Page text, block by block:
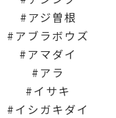
アジ曽根
アブラボウズ
アマダイ
アラ
イサキ
イシガキダイ